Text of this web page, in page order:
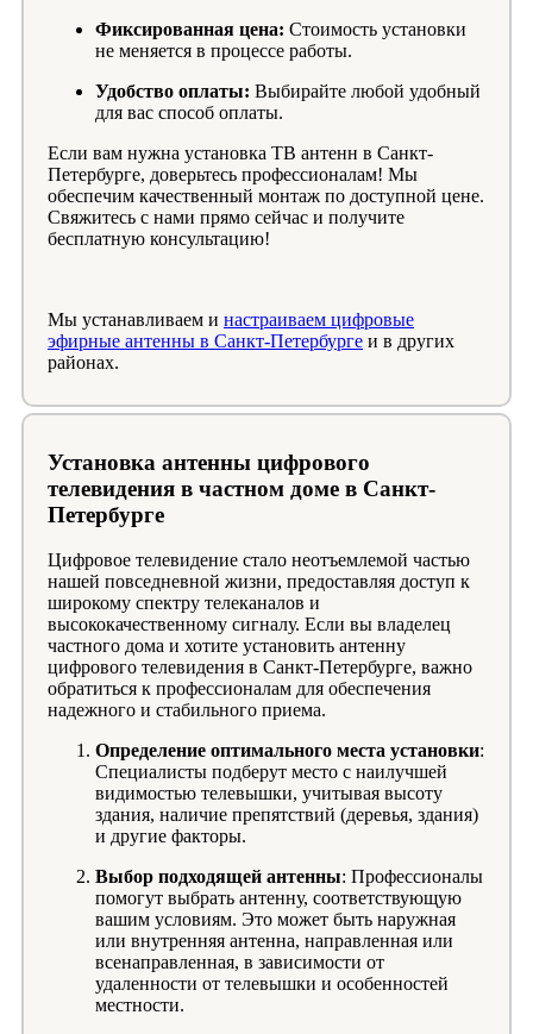
Фиксированная цена: Стоимость установки
не меняется в процессе работы.
Удобство оплаты: Выбирайте любой удобный
для вас способ оплаты.
Если вам нужна установка ТВ антенн в Санкт-
Петербурге, доверьтесь профессионалам! Мы
обеспечим качественный монтаж по доступной цене.
Свяжитесь с нами прямо сейчас и получите
бесплатную консультацию!
Мы устанавливаем и настраиваем цифровые
эфирные антенны в Санкт-Петербурге и в других
районах.
Установка антенны цифрового
телевидения в частном доме в Санкт-
Петербурге
Цифровое телевидение стало неотъемлемой частью
нашей повседневной жизни, предоставляя доступ к
широкому спектру телеканалов и
высококачественному сигналу. Если вы владелец
частного дома и хотите установить антенну
цифрового телевидения в Санкт-Петербурге, важно
обратиться к профессионалам для обеспечения
надежного и стабильного приема.
Определение оптимального места установки:
Специалисты подберут место с наилучшей
видимостью телевышки, учитывая высоту
здания, наличие препятствий (деревья, здания)
и другие факторы.
Выбор подходящей антенны: Профессионалы
помогут выбрать антенну, соответствующую
вашим условиям. Это может быть наружная
или внутренняя антенна, направленная или
всенаправленная, в зависимости от
удаленности от телевышки и особенностей
местности.